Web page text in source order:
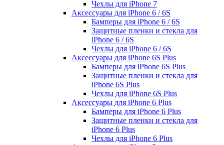
Чехлы для iPhone 7
Аксессуары для iPhone 6 / 6S
Бамперы для iPhone 6 / 6S
Защитные пленки и стекла для
iPhone 6 / 6S
Чехлы для iPhone 6 / 6S
Аксессуары для iPhone 6S Plus
Бамперы для iPhone 6S Plus
Защитные пленки и стекла для
iPhone 6S Plus
Чехлы для iPhone 6S Plus
Аксессуары для iPhone 6 Plus
Бамперы для iPhone 6 Plus
Защитные пленки и стекла для
iPhone 6 Plus
Чехлы для iPhone 6 Plus